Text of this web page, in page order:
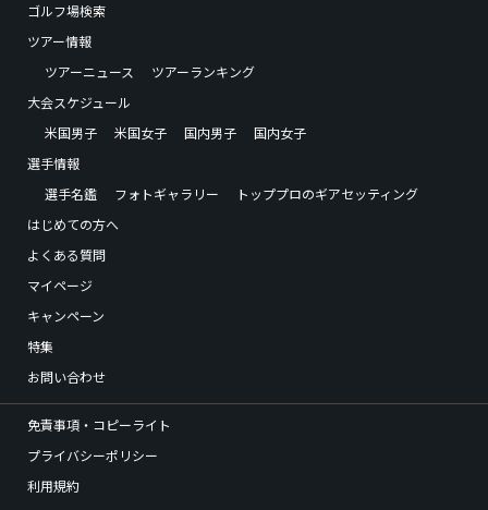
ゴルフ場検索
ツアー情報
ツアーニュース
ツアーランキング
大会スケジュール
米国男子
米国女子 国内男子
国内女子
選手情報
選手名鑑
フォトギャラリー
トッププロのギアセッティング
はじめての方へ
よくある質問
マイページ
キャンペーン
特集
お問い合わせ
免責事項・コピーライト
プライバシーポリシー
利用規約